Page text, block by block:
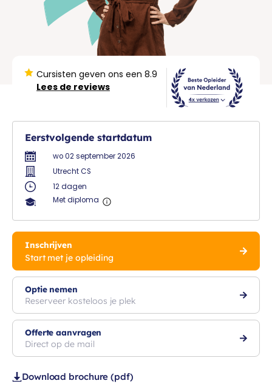
Cursisten geven ons een 8.9
Lees de reviews
Eerstvolgende startdatum
wo 02 september 2026
Utrecht CS
12 dagen
Met diploma
Inschrijven
Start met je opleiding
Optie nemen
Reserveer kosteloos je plek
Offerte aanvragen
Direct op de mail
Download brochure (pdf)